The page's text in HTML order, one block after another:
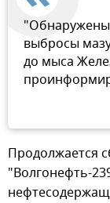
выбросы
до мыса
Продолжается
"Волгонефть-